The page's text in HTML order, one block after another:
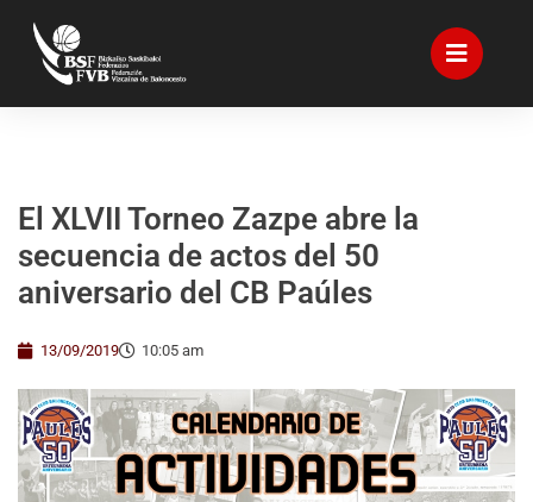
El XLVII Torneo Zazpe abre la
secuencia de actos del 50
aniversario del CB Paúles
13/09/2019 10:05 am